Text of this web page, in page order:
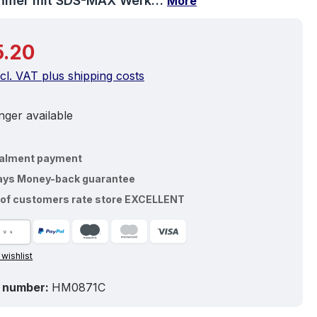
VAT plus shipping costs
available
payment
Money-back guarantee
of customers rate store EXCELLENT
HM0871C